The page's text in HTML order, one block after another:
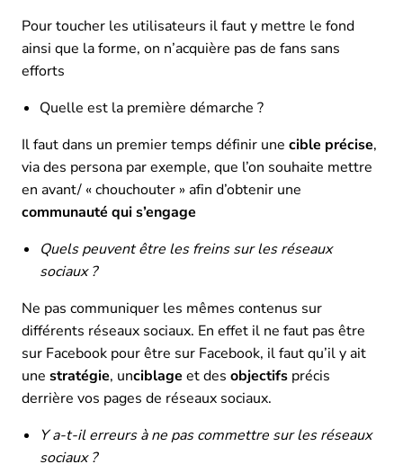
Pour toucher les utilisateurs il faut y mettre le fond
ainsi que la forme, on n’acquière pas de fans sans
efforts
Quelle est la première démarche ?
Il faut dans un premier temps définir une cible précise,
via des persona par exemple, que l’on souhaite mettre
en avant/ « chouchouter » afin d’obtenir une
communauté qui s’engage
Quels peuvent être les freins sur les réseaux
sociaux ?
Ne pas communiquer les mêmes contenus sur
différents réseaux sociaux. En effet il ne faut pas être
sur Facebook pour être sur Facebook, il faut qu’il y ait
une stratégie, unciblage et des objectifs précis
derrière vos pages de réseaux sociaux.
Y a-t-il erreurs à ne pas commettre sur les réseaux
sociaux ?